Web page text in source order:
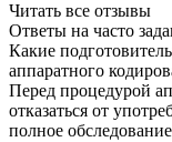
Читать все отзывы
Ответы на часто
Какие
аппаратного
Перед процедурой
отказаться от
полное